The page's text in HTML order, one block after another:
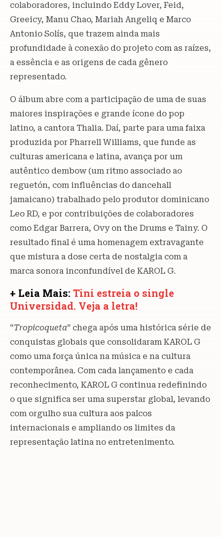
colaboradores, incluindo Eddy Lover, Feid,
Greeicy, Manu Chao, Mariah Angeliq e Marco
Antonio Solís, que trazem ainda mais
profundidade à conexão do projeto com as raízes,
a essência e as origens de cada gênero
representado.
O álbum abre com a participação de uma de suas
maiores inspirações e grande ícone do pop
latino, a cantora Thalia. Daí, parte para uma faixa
produzida por Pharrell Williams, que funde as
culturas americana e latina, avança por um
autêntico dembow (um ritmo associado ao
reguetón, com influências do dancehall
jamaicano) trabalhado pelo produtor dominicano
Leo RD, e por contribuições de colaboradores
como Edgar Barrera, Ovy on the Drums e Tainy. O
resultado final é uma homenagem extravagante
que mistura a dose certa de nostalgia com a
marca sonora inconfundível de KAROL G.
+ Leia Mais: Tini estreia o single
Universidad. Veja a letra!
“Tropicoqueta” chega após uma histórica série de
conquistas globais que consolidaram KAROL G
como uma força única na música e na cultura
contemporânea. Com cada lançamento e cada
reconhecimento, KAROL G continua redefinindo
o que significa ser uma superstar global, levando
com orgulho sua cultura aos palcos
internacionais e ampliando os limites da
representação latina no entretenimento.